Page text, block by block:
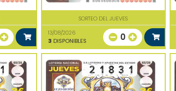
SORTEO DEL JUEVES
13/08/2026
3 DISPONIBLES 0